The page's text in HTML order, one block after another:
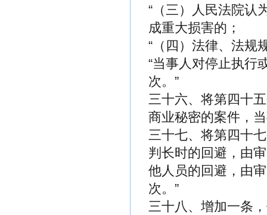
“（三）人民法院认
成重大损害的；
“（四）法律、法规
“当事人对停止执行
次。”
三十六、将第四十
商业秘密的案件，
三十七、将第四十
判长时的回避，由
他人员的回避，由
次。”
三十八、增加一条